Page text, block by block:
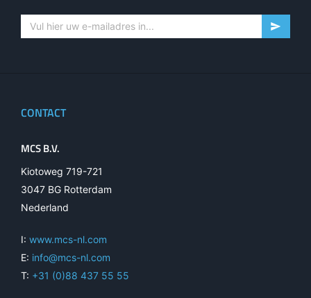
CONTACT
MCS B.V.
Kiotoweg 719-721
3047 BG Rotterdam
Nederland
I: www.mcs-nl.com
E: info@mcs-nl.com
T: +31 (0)88 437 55 55